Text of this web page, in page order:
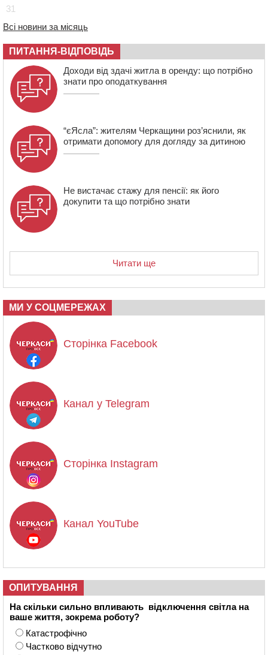
18:50
постраждалих від укусів тварин
18:15 Черкаська тренувальна квартира стала прикладом
для громад з усієї України
31
Всі новини за місяць
ПИТАННЯ-ВІДПОВІДЬ
Доходи від здачі житла в оренду: що потрібно
знати про оподаткування
“єЯсла”: жителям Черкащини роз’яснили, як
отримати допомогу для догляду за дитиною
Не вистачає стажу для пенсії: як його
докупити та що потрібно знати
Читати ще
МИ У СОЦМЕРЕЖАХ
Сторінка Facebook
Канал у Telegram
Сторінка Instagram
Канал YouTube
ОПИТУВАННЯ
На скільки сильно впливають відключення світла на
ваше життя, зокрема роботу?
Катастрофічно
Частково відчутно